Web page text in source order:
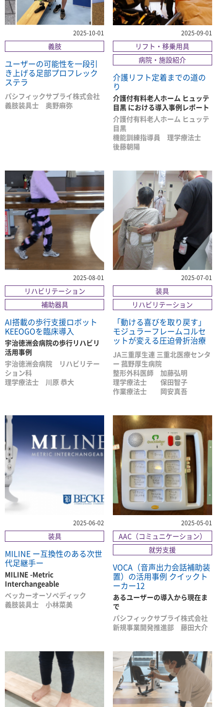
2025-10-01
義肢
ユーザーの可能性を一段引
き上げる足部プロフレック
ステラ
パシフィックサプライ株式会社
義肢装具士 奥野麻弥
2025-09-01
リフト・移乗用具
病院・施設紹介
介護リフト定着までの道の
り
介護付有料老人ホーム ヒュッテ
目黒 における導入事例レポート
介護付有料老人ホーム ヒュッテ
目黒
機能訓練指導員 理学療法士
後藤朝陽
2025-08-01
リハビリテーション
補助器具
AI搭載の歩行支援ロボット
KEEOGOを臨床導入
宇治徳洲会病院の歩行リハビリ
活用事例
宇治徳洲会病院 リハビリテー
ション科
理学療法士 川原 恭大
2025-07-01
装具
リハビリテーション
「動ける喜びを取り戻す」
モジュラーフレームコルセ
ットが変える圧迫骨折治療
JA三重厚生連 三重北医療センタ
ー 菰野厚生病院
整形外科医師 加藤弘明
理学療法士 保田智子
作業療法士 岡安真吾
2025-06-02
装具
MILINE ー互換性のある次世
代足継手ー
MILINE -Metric
Interchangeable
ベッカーオーソぺディック
義肢装具士 小林菜美
2025-05-01
AAC（コミュニケーション）
就労支援
VOCA（音声出力会話補助装
置）の活用事例 クイックト
ーカー12
あるユーザーの導入から現在ま
で
パシフィックサプライ株式会社
新規事業開発推進部 藤田大介